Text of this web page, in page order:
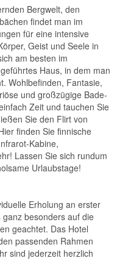
Bergwelt, den
findet man im
für eine intensive
Geist und Seele in
am besten im
Haus, in dem man
Wohlbefinden, Fantasie,
und großzügige Bade-
Zeit und tauchen Sie
Sie den Flirt von
finden Sie finnische
Kabine,
Lassen Sie sich rundum
Urlaubstage!
Erholung an erster
besonders auf die
geachtet. Das Hotel
passenden Rahmen
sind jederzeit herzlich